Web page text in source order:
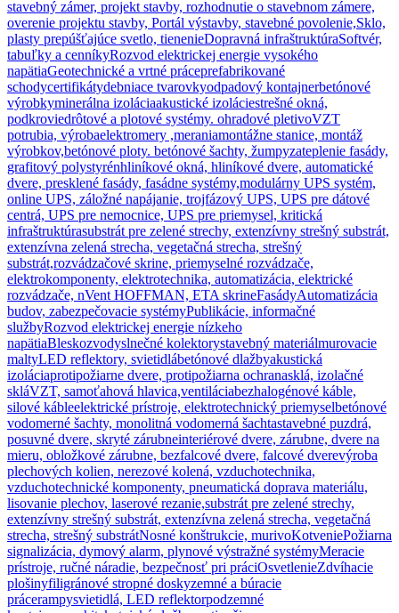
stavebný zámer, projekt stavby, rozhodnutie o stavebnom zámere,
overenie projektu stavby, Portál výstavby, stavebné povolenie,Sklo,
plasty prepúšťajúce svetlo, tienenieDopravná infraštruktúraSoftvér,
tabuľky a cenníkyRozvod elektrickej energie vysokého
napätiaGeotechnické a vrtné práceprefabrikované
schodycertifikátydebniace tvarovkyodpadový kontajnerbetónové
výrobkyminerálna izoláciaakustické izoláciestrešné okná,
podkroviedrôtové a plotové systémy. ohradové pletivoVZT
potrubia, výrobaelektromery ,meraniamontážne stanice, montáž
výrobkov,betónové ploty. betónové šachty, žumpyzateplenie fasády,
grafitový polystyrénhliníkové okná, hliníkové dvere, automatické
dvere, presklené fasády, fasádne systémy,modulárny UPS systém,
online UPS, záložné napájanie, trojfázový UPS, UPS pre dátové
centrá, UPS pre nemocnice, UPS pre priemysel, kritická
infraštruktúrasubstrát pre zelené strechy, extenzívny strešný substrát,
extenzívna zelená strecha, vegetačná strecha, strešný
substrát,rozvádzačové skrine, priemyselné rozvádzače,
elektrokomponenty, elektrotechnika, automatizácia, elektrické
rozvádzače, nVent HOFFMAN, ETA skrineFasádyAutomatizácia
budov, zabezpečovacie systémyPublikácie, informačné
službyRozvod elektrickej energie nízkeho
napätiaBleskozvodyslnečné kolektorystavebný materiálmurovacie
maltyLED reflektory, svietidlábetónové dlažbyakustická
izoláciaprotipožiarne dvere, protipožiarna ochranasklá, izolačné
skláVZT, samoťahová hlavica,ventiláciabezhalogénové káble,
silové kábleelektrické prístroje, elektrotechnický priemyselbetónové
vodomerné šachty, monolitná vodomerná šachtastavebné puzdrá,
posuvné dvere, skryté zárubneinteriérové dvere, zárubne, dvere na
mieru, obložkové zárubne, bezfalcové dvere, falcové dverevýroba
plechových kolien, nerezové kolená, vzduchotechnika,
vzduchotechnické komponenty, pneumatická doprava materiálu,
lisovanie plechov, laserové rezanie,substrát pre zelené strechy,
extenzívny strešný substrát, extenzívna zelená strecha, vegetačná
strecha, strešný substrátNosné konštrukcie, murivoKotveniePožiarna
signalizácia, dymový alarm, plynové výstražné systémyMeracie
prístroje, ručné náradie, bezpečnosť pri práciOsvetlenieZdvíhacie
plošinyfiligránové stropné doskyzemné a búracie
prácerampysvietidlá, LED reflektorpodzemné